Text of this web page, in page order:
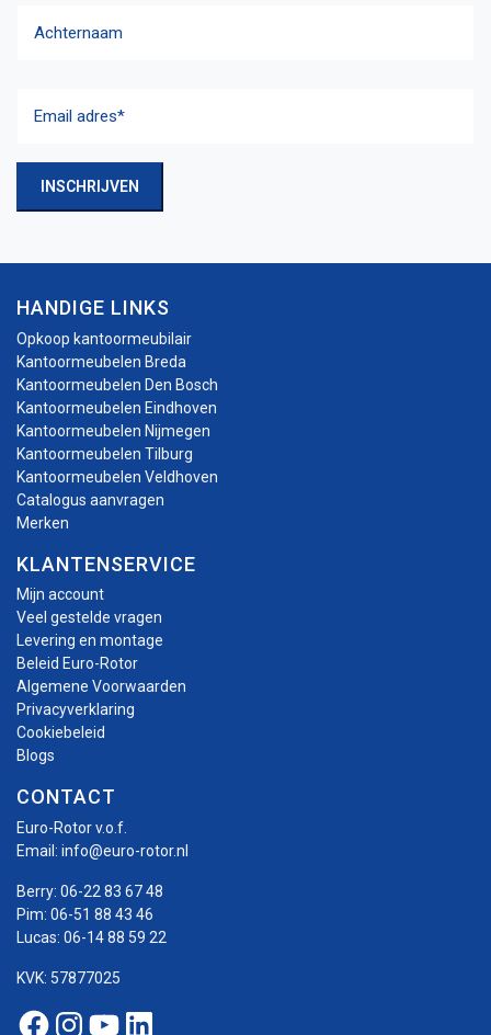
adres(Vereist)
INSCHRIJVEN
HANDIGE LINKS
Opkoop kantoormeubilair
Kantoormeubelen Breda
Kantoormeubelen Den Bosch
Kantoormeubelen Eindhoven
Kantoormeubelen Nijmegen
Kantoormeubelen Tilburg
Kantoormeubelen Veldhoven
Catalogus aanvragen
Merken
KLANTENSERVICE
Mijn account
Veel gestelde vragen
Levering en montage
Beleid Euro-Rotor
Algemene Voorwaarden
Privacyverklaring
Cookiebeleid
Blogs
CONTACT
Euro-Rotor v.o.f.
Email: info@euro-rotor.nl
Berry: 06-22 83 67 48
Pim: 06-51 88 43 46
Lucas: 06-14 88 59 22
KVK: 57877025
Facebook Euro-rotor
Instagram Euro-rotor
Youtube Euro-rotor
Linkedin Euro-rotor